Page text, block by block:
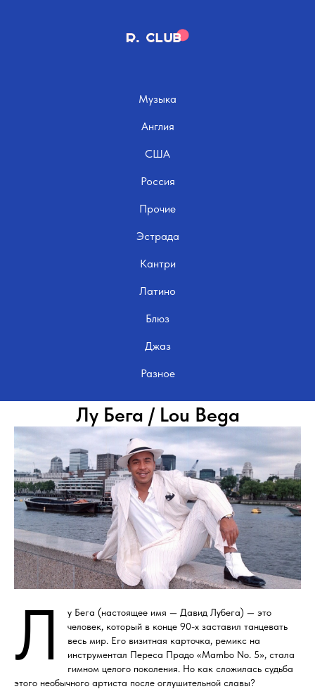
Музыка
Англия
США
Россия
Прочие
Эстрада
Кантри
Латино
Блюз
Джаз
Разное
Лу Бега / Lou Bega
Л
у Бега (настоящее имя — Давид Лубега) — это
человек, который в конце 90-х заставил танцевать
весь мир. Его визитная карточка, ремикс на
инструментал Переса Прадо «Mambo No. 5», стала
гимном целого поколения. Но как сложилась судьба
этого необычного артиста после оглушительной славы?